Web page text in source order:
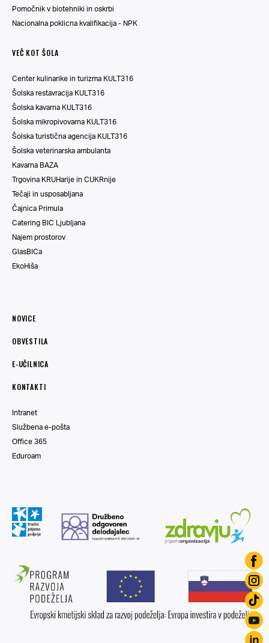
Pomočnik v biotehniki in oskrbi
Nacionalna poklicna kvalifikacija - NPK
VEČ KOT ŠOLA
Center kulinarike in turizma KULT316
Šolska restavracija KULT316
Šolska kavarna KULT316
Šolska mikropivovarna KULT316
Šolska turistična agencija KULT316
Šolska veterinarska ambulanta
Kavarna BAZA
Trgovina KRUHarije in CUKRnije
Tečaji in usposabljana
Čajnica Primula
Catering BIC Ljubljana
Najem prostorov
GlasBICa
EkoHiša
NOVICE
OBVESTILA
E-UČILNICA
KONTAKTI
Intranet
Službena e-pošta
Office 365
Eduroam